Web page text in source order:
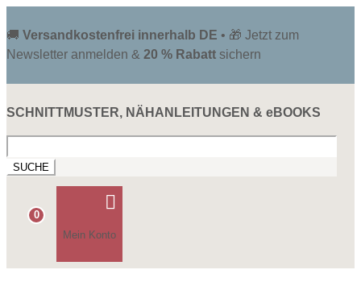
🚚 Versandkostenfrei innerhalb DE • 🎁 Jetzt zum
Newsletter anmelden & 20 % Rabatt sichern
SCHNITTMUSTER, NÄHANLEITUNGEN & eBOOKS
nach:
0

Mein Konto